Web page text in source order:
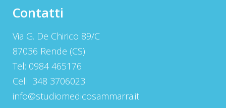
Contatti
Via G. De Chirico 89/C
87036 Rende (CS)
Tel: 0984 465176
Cell: 348 3706023
info@studiomedicosammarra.it